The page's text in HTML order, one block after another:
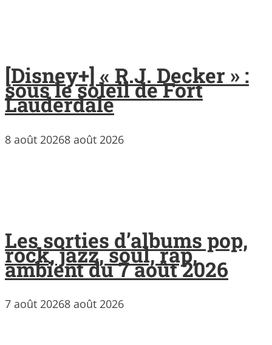
[Disney+] « R.J. Decker » :
sous le soleil de Fort
Lauderdale
8 août 20268 août 2026
Les sorties d’albums pop,
rock, jazz, soul, rap,
ambient du 7 août 2026
7 août 20268 août 2026